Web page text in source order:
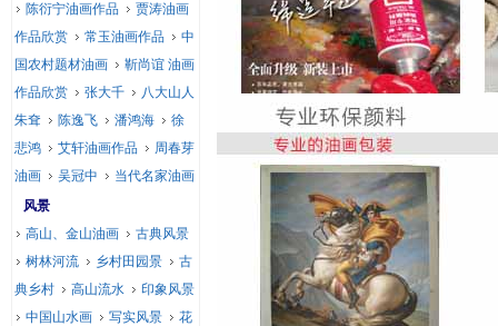
陈衍宁油画作品
贾涛油画
作品欣赏
常玉油画作品
中
国农村题材油画
靳尚谊 油画
作品欣赏
张大千
八大山人
朱耷
陈逸飞 潘鸿海
徐
悲鸿
艾轩油画作品
周春芽
油画
吴冠中
当代名家油画
风景
高山、金山油画
古典风景
树林河流
乡村田园景
古
典乡村
高山流水
印象风景
中国山水画
写实风景
花